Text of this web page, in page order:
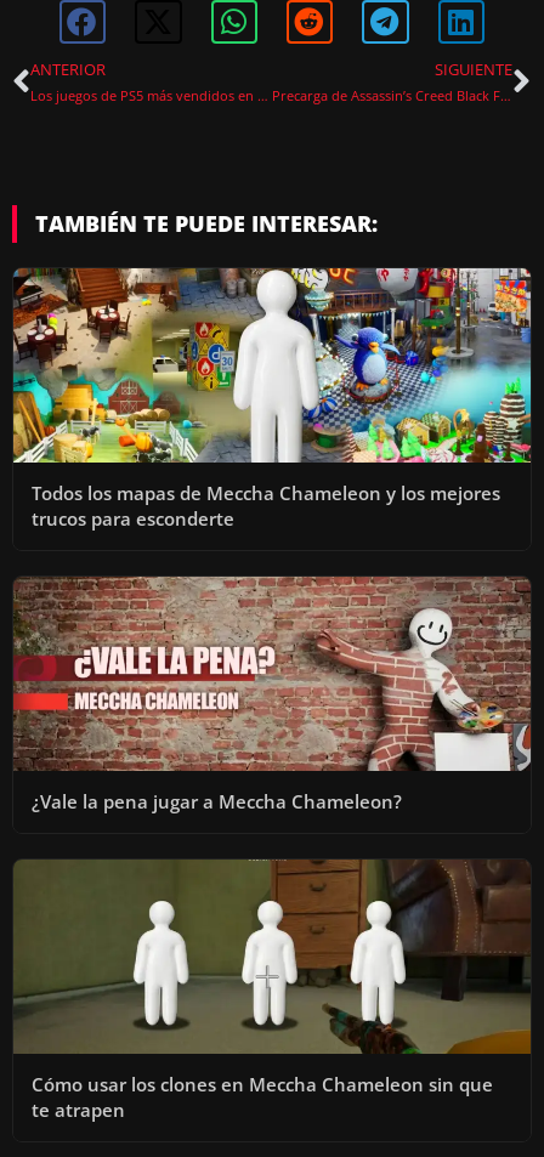
ANTERIOR
Los juegos de PS5 más vendidos en 2026: Resident Evil, 007 y las sorpresas del mercado
SIGUIENTE
Precarga de Assassin’s Creed Black Flag Resynced, fecha, hora y tamaño de descarga
TAMBIÉN TE PUEDE INTERESAR:
Todos los mapas de Meccha Chameleon y los mejores
trucos para esconderte
¿Vale la pena jugar a Meccha Chameleon?
Cómo usar los clones en Meccha Chameleon sin que
te atrapen